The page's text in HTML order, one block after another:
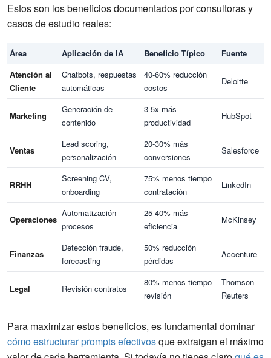
Estos son los beneficios documentados por consultoras y
casos de estudio reales:
Área Aplicación de IA Beneficio Típico
Fuente
Atención al
Cliente
Chatbots, respuestas
automáticas
40-60% reducción
costos
Deloitte
Marketing
Generación de
contenido
3-5x más
productividad
HubSpot
Ventas
Lead scoring,
personalización
20-30% más
conversiones
Salesforce
RRHH
Screening CV,
onboarding
75% menos tiempo
contratación
LinkedIn
Operaciones
Automatización
procesos
25-40% más
eficiencia
McKinsey
Finanzas
Detección fraude,
forecasting
50% reducción
pérdidas
Accenture
Legal Revisión contratos
80% menos tiempo
revisión
Thomson
Reuters
Para maximizar estos beneficios, es fundamental dominar
cómo estructurar prompts efectivosque extraigan el máximo